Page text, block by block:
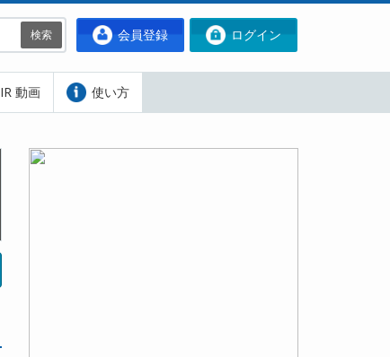
会員登録 ログイン
検索
IR 動画 使い方